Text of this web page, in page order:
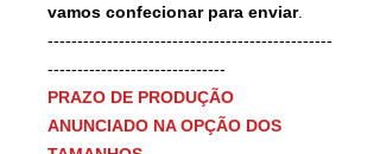
vamos confecionar para enviar.
------------------------------------------------
------------------------------
PRAZO DE PRODUÇÃO
ANUNCIADO NA OPÇÃO DOS